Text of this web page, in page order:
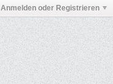
Anmelden oder Registrieren